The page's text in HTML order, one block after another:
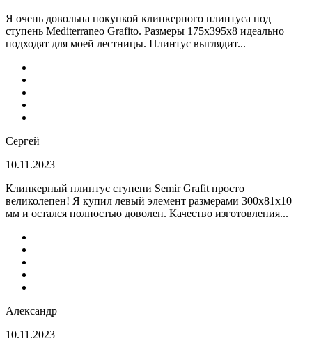
Я очень довольна покупкой клинкерного плинтуса под
ступень Mediterraneo Grafito. Размеры 175х395х8 идеально
подходят для моей лестницы. Плинтус выглядит...
Сергей
10.11.2023
Клинкерный плинтус ступени Semir Grafit просто
великолепен! Я купил левый элемент размерами 300х81х10
мм и остался полностью доволен. Качество изготовления...
Александр
10.11.2023